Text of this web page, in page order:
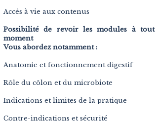
Accès à vie aux contenus
Possibilité de revoir les modules à tout
moment
Vous abordez notamment :
Anatomie et fonctionnement digestif
Rôle du côlon et du microbiote
Indications et limites de la pratique
Contre-indications et sécurité